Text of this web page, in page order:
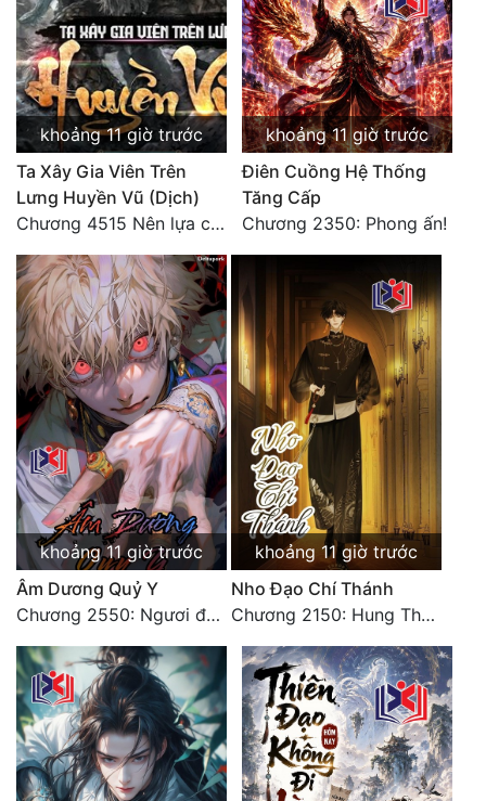
khoảng 11 giờ trước
Ta Xây Gia Viên Trên
Lưng Huyền Vũ (Dịch)
Chương 4515 Nên lựa chọn như thế nào?
khoảng 11 giờ trước
Điên Cuồng Hệ Thống
Tăng Cấp
Chương 2350: Phong ấn!
khoảng 11 giờ trước
Âm Dương Quỷ Y
Chương 2550: Ngươi đoán xem
khoảng 11 giờ trước
Nho Đạo Chí Thánh
Chương 2150: Hung Thụ Nhựa Cây